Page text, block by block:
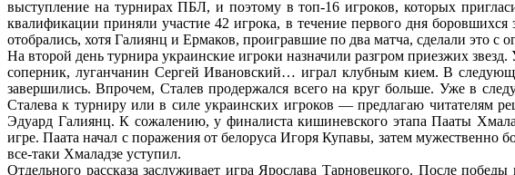
выступление на турнирах ПБЛ, и поэтому в топ-16 игроков, которых
квалификации приняли участие 42 игрока, в течение первого дня
отобрались, хотя Галиянц и Ермаков, проигравшие по два матча, сделали это
На второй день турнира украинские игроки назначили разгром приезжих
соперник, луганчанин Сергей Ивановский… играл клубным кием. В
завершились. Впрочем, Сталев продержался всего на круг больше. Уже в
Сталева к турниру или в силе украинских игроков — предлагаю читателям
Эдуард Галиянц. К сожалению, у финалиста кишиневского этапа Пааты
игре. Паата начал с поражения от белоруса Игоря Купавы, затем мужественно
все-таки Хмаладзе уступил.
Отдельного рассказа заслуживает игра Ярослава Тарновецкого. После